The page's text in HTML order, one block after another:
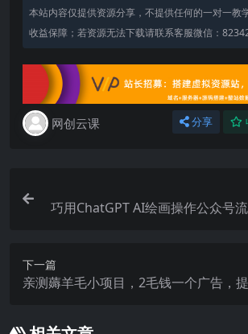
本站内容仅提供资源分享，不提供任何的一对一教
收益保障；若资源无法下载请联系客服微信：
网创云课 分享
巧用ChatGPT AI绘画操作公众号
下一篇
亲测薅羊毛小项目，2毛钱一个广告，